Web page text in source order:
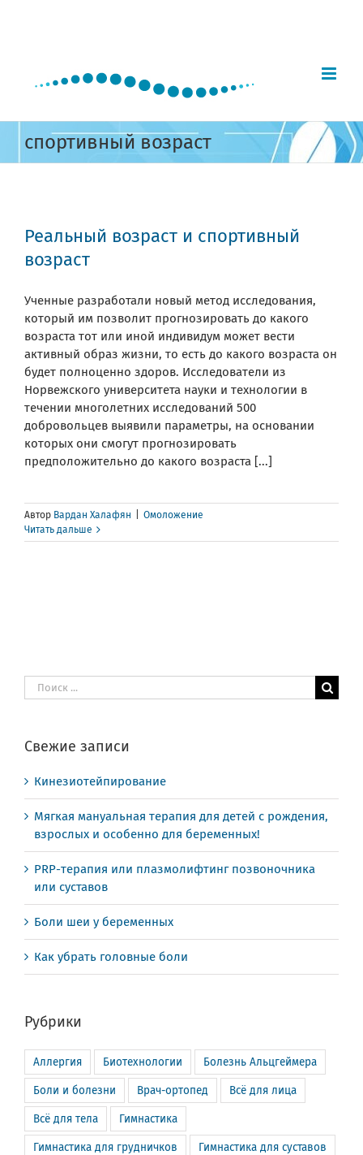
спортивный возраст
Реальный возраст и спортивный
возраст
Ученные разработали новый метод исследования,
который им позволит прогнозировать до какого
возраста тот или иной индивидум может вести
активный образ жизни, то есть до какого возраста он
будет полноценно здоров. Исследователи из
Норвежского университета науки и технологии в
течении многолетних исследований 500
добровольцев выявили параметры, на основании
которых они смогут прогнозировать
предположительно до какого возраста [...]
Автор Вардан Халафян
Омоложение
Читать дальше
Результат
поиска:
Свежие записи
Кинезиотейпирование
Мягкая мануальная терапия для детей с рождения,
взрослых и особенно для беременных!
PRP-терапия или плазмолифтинг позвоночника
или суставов
Боли шеи у беременных
Как убрать головные боли
Рубрики
Аллергия Биотехнологии Болезнь Альцгеймера
Боли и болезни Врач-ортопед Всё для лица
Всё для тела Гимнастика
Гимнастика для грудничков Гимнастика для суставов